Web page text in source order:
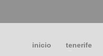
inicio tenerife